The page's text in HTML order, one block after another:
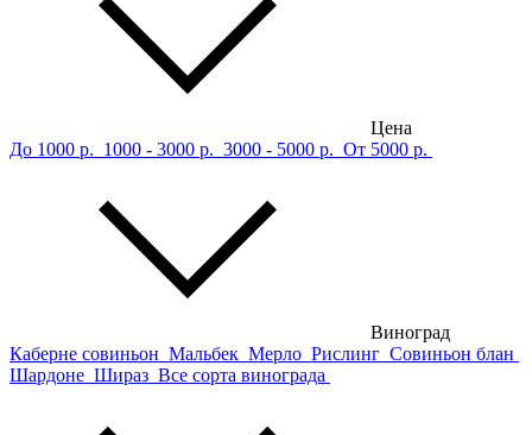
Цена
До 1000 р. 1000 - 3000 р. 3000 - 5000 р. От 5000 р.
Виноград
Каберне совиньон Мальбек Мерло Рислинг Совиньон блан
Шардоне Шираз Все сорта винограда